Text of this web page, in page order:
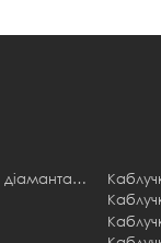
Золоті каблучки для заручин з діамантами